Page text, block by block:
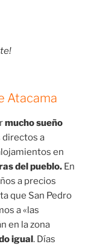
Atacama
mucho sueño
directos a
en
del pueblo. En
a precios
que San Pedro
a «las
en la zona
igual. Días